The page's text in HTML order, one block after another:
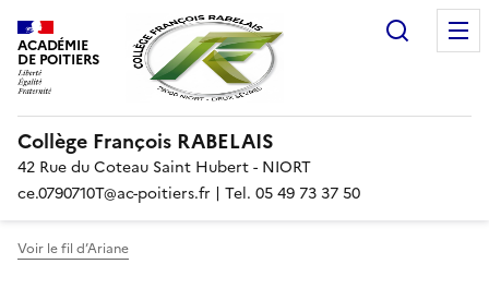
ACADÉMIE
DE POITIERS
Collège François RABELAIS
42 Rue du Coteau Saint Hubert - NIORT
ce.0790710T@ac-poitiers.fr | Tel. 05 49 73 37 50
Voir le fil d’Ariane